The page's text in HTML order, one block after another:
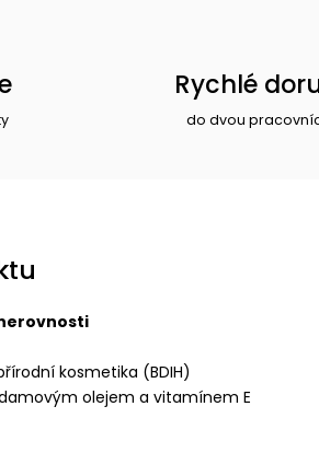
Rychlé
do dvou
kosmetika (BDIH)
olejem a vitamínem E